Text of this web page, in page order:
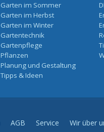
Garten im Sommer
Garten im Herbst
Garten im Winter
Gartentechnik
Gartenpflege
Pflanzen
Planung und Gestaltung
Tipps & Ideen
AGB Service Wir über